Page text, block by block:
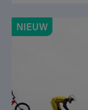
NIEUW